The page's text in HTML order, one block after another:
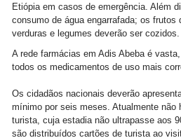
Etiópia em casos de emergência. Além
consumo de água engarrafada; os
verduras e legumes deverão ser cozidos.
A rede farmácias em Adis Abeba é
todos os medicamentos de uso mais
Os cidadãos nacionais deverão
mínimo por seis meses. Atualmente não
turista, cuja estadia não ultrapasse aos
são distribuídos cartões de turista ao